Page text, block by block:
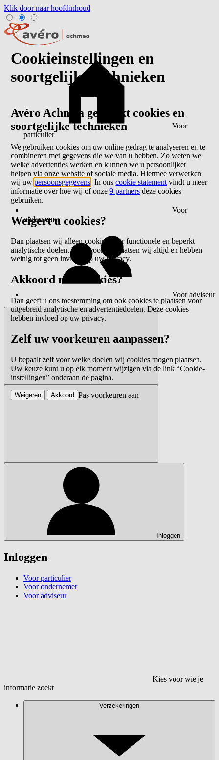
Klik door naar hoofdinhoud
Voor
particulier
Voor
ondernemer
Voor adviseur
Inloggen
Inloggen
Voor particulier
Voor ondernemer
Voor adviseur
Kies voor wie je
informatie zoekt
Verzekeringen
Cookieinstellingen en
soortgelijke technieken
Avéro Achmea gebruikt cookies en
soortgelijke technieken
We gebruiken cookies om uw online gedrag te analyseren en te
combineren met gegevens die we van u hebben. Zo weten we
welke advertenties werken en kunnen we u persoonlijker
helpen via onze website of sociale media. Hiermee verwerken
wij uwpersoonsgegevens . In onscookie statement vindt u meer
informatie over hoe wij of onze9 partners deze cookies
gebruiken.
Weigert u cookies?
Dan plaatsen wij alleen cookies voor functionele en beperkt
analytische doelen. Deze cookies plaatsen wij altijd en hebben
weinig tot geen invloed op uw privacy.
Akkoord met cookies?
Dan geeft u ons toestemming om ook cookies te plaatsen voor
uitgebreid analytische en advertentiedoelen. Deze cookies
hebben invloed op uw privacy.
Zelf uw voorkeuren aanpassen?
U bepaalt zelf voor welke doelen wij cookies mogen plaatsen.
Uw keuze kunt u op elk moment wijzigen via de link “Cookie-
instellingen” onderaan de pagina.
Pas voorkeuren aan
Weigeren Akkoord